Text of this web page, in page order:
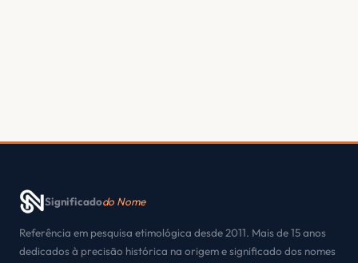
Significadodo Nome
Referência em pesquisa etimológica desde 2011. Mais de 15 anos
dedicados à precisão histórica na origem e significado dos nomes